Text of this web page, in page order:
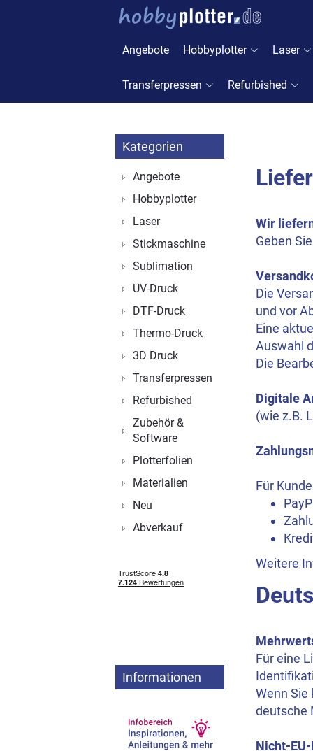
Angebote Hobbyplotter Laser
Transferpressen Refurbished
Wir
Geben
Die
und vor
Eine
Auswahl
Die
Digitale
(wie z.B.
Für
Weitere
Für eine
Wenn
deutsche
Nicht-
Kategorien
Angebote
Hobbyplotter
Laser
Stickmaschine
Sublimation
UV-Druck
DTF-Druck
Thermo-Druck
3D Druck
Transferpressen
Refurbished
Zubehör &
Software
Plotterfolien
Materialien
Neu
Abverkauf
Informationen